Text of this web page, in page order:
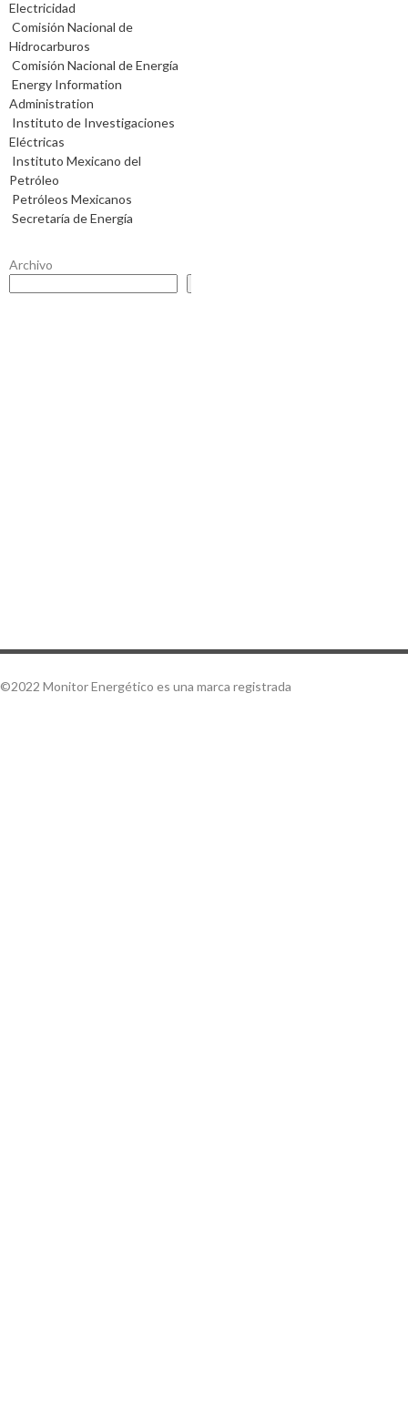
Electricidad
Comisión Nacional de
Hidrocarburos
Comisión Nacional de Energía
Energy Information
Administration
Instituto de Investigaciones
Eléctricas
Instituto Mexicano del
Petróleo
Petróleos Mexicanos
Secretaría de Energía
Archivo
©2022 Monitor Energético es una marca registrada